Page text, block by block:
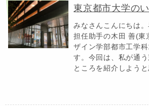
東京都市大学の
みなさんこんにちは
担任助手の木田 善(東
ザイン学部都市工学
す。今回は、私が通
ところを紹介しようと